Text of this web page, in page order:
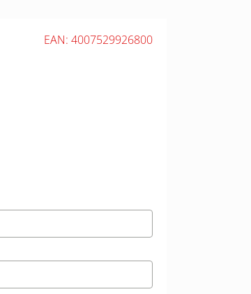
EAN: 4007529926800